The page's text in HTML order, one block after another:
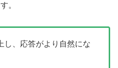
。
し、応答がより自然にな